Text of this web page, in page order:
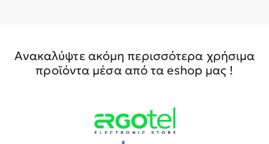
Ανακαλύψτε ακόμη περισσότερα χρήσιμα
προϊόντα μέσα από τα eshop μας !